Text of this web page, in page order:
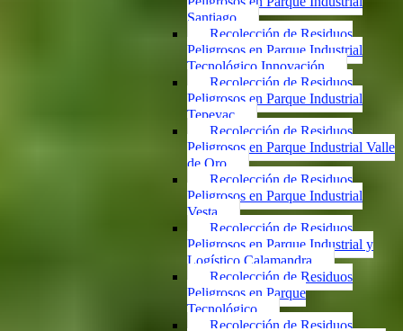
Santiago
Recolección de Residuos
Peligrosos en Parque Industrial
Tecnológico Innovación
Recolección de Residuos
Peligrosos en Parque Industrial
Tepeyac
Recolección de Residuos
Peligrosos en Parque Industrial Valle
de Oro
Recolección de Residuos
Peligrosos en Parque Industrial
Vesta
Recolección de Residuos
Peligrosos en Parque Industrial y
Logístico Calamandra
Recolección de Residuos
Peligrosos en Parque
Tecnológico
Recolección de Residuos